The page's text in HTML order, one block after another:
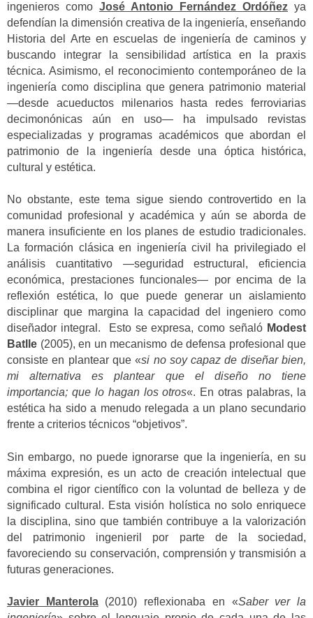
ingenieros como José Antonio Fernández Ordóñez ya
defendían la dimensión creativa de la ingeniería, enseñando
Historia del Arte en escuelas de ingeniería de caminos y
buscando integrar la sensibilidad artística en la praxis
técnica. Asimismo, el reconocimiento contemporáneo de la
ingeniería como disciplina que genera patrimonio material
—desde acueductos milenarios hasta redes ferroviarias
decimonónicas aún en uso— ha impulsado revistas
especializadas y programas académicos que abordan el
patrimonio de la ingeniería desde una óptica histórica,
cultural y estética.
No obstante, este tema sigue siendo controvertido en la
comunidad profesional y académica y aún se aborda de
manera insuficiente en los planes de estudio tradicionales.
La formación clásica en ingeniería civil ha privilegiado el
análisis cuantitativo —seguridad estructural, eficiencia
económica, prestaciones funcionales— por encima de la
reflexión estética, lo que puede generar un aislamiento
disciplinar que margina la capacidad del ingeniero como
diseñador integral.
Esto se expresa, como señaló Modest
Batlle (2005), en un mecanismo de defensa profesional que
consiste en plantear que «si no soy capaz de diseñar bien,
mi alternativa es plantear que el diseño no tiene
importancia; que lo hagan los otros«. En otras palabras, la
estética ha sido a menudo relegada a un plano secundario
frente a criterios técnicos “objetivos”.
Sin embargo, no puede ignorarse que la ingeniería, en su
máxima expresión, es un acto de creación intelectual que
combina el rigor científico con la voluntad de belleza y de
significado cultural. Esta visión holística no solo enriquece
la disciplina, sino que también contribuye a la valorización
del patrimonio ingenieril por parte de la sociedad,
favoreciendo su conservación, comprensión y transmisión a
futuras generaciones.
Javier Manterola(2010) reflexionaba en «Saber ver la